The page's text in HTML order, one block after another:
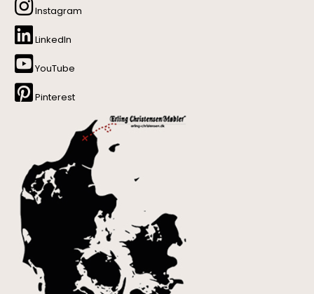
Instagram
LinkedIn
YouTube
Pinterest